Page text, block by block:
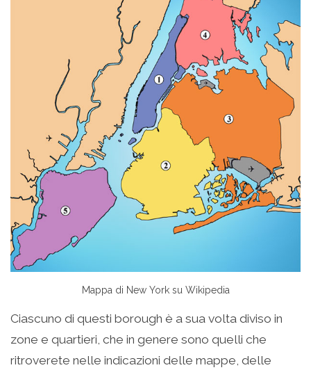
Mappa di New York su Wikipedia
Ciascuno di questi borough è a sua volta diviso in
zone e quartieri, che in genere sono quelli che
ritroverete nelle indicazioni delle mappe, delle